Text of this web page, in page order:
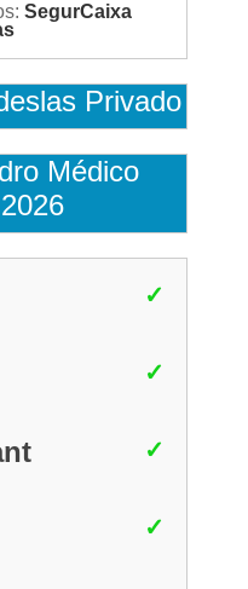
SegurCaixa
Privado
Médico